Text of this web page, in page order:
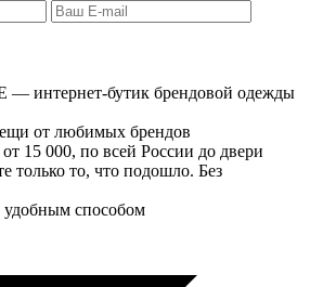
— интернет-бутик брендовой одежды
от любимых брендов
от 15 000, по всей России до двери
только то, что подошло. Без
удобным способом